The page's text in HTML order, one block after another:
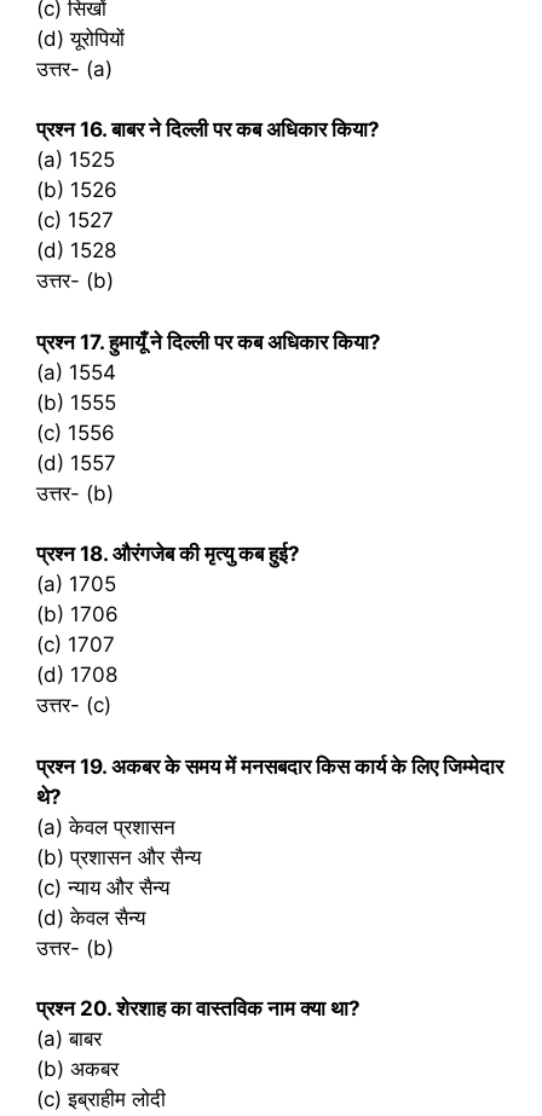
(c) सिखों
(d) यूरोपियों
उत्तर- (a)
प्रश्‍न 16. बाबर ने दिल्ली पर कब अधिकार किया?
(a) 1525
(b) 1526
(c) 1527
(d) 1528
उत्तर- (b)
प्रश्‍न 17. हुमायूँ ने दिल्ली पर कब अधिकार किया?
(a) 1554
(b) 1555
(c) 1556
(d) 1557
उत्तर- (b)
प्रश्‍न 18. औरंगजेब की मृत्यु कब हुई?
(a) 1705
(b) 1706
(c) 1707
(d) 1708
उत्तर- (c)
प्रश्‍न 19. अकबर के समय में मनसबदार किस कार्य के लिए जिम्मेदार
थे?
(a) केवल प्रशासन
(b) प्रशासन और सैन्य
(c) न्याय और सैन्य
(d) केवल सैन्य
उत्तर- (b)
प्रश्‍न 20. शेरशाह का वास्तविक नाम क्या था?
(a) बाबर
(b) अकबर
(c) इब्राहीम लोदी